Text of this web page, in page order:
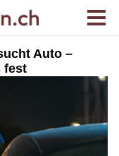
Auto –
fest